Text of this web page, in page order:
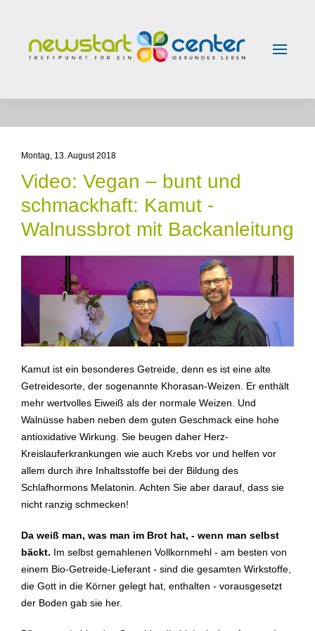
Skip to main content
Montag, 13. August 2018
Video: Vegan – bunt und
schmackhaft: Kamut -
Walnussbrot mit Backanleitung
Kamut ist ein besonderes Getreide, denn es ist eine alte
Getreidesorte, der sogenannte Khorasan-Weizen. Er enthält
mehr wertvolles Eiweiß als der normale Weizen. Und
Walnüsse haben neben dem guten Geschmack eine hohe
antioxidative Wirkung. Sie beugen daher Herz-
Kreislauferkrankungen wie auch Krebs vor und helfen vor
allem durch ihre Inhaltsstoffe bei der Bildung des
Schlafhormons Melatonin. Achten Sie aber darauf, dass sie
nicht ranzig schmecken!
Da weiß man, was man im Brot hat, - wenn man selbst
bäckt. Im selbst gemahlenen Vollkornmehl - am besten von
einem Bio-Getreide-Lieferant - sind die gesamten Wirkstoffe,
die Gott in die Körner gelegt hat, enthalten - vorausgesetzt
der Boden gab sie her.